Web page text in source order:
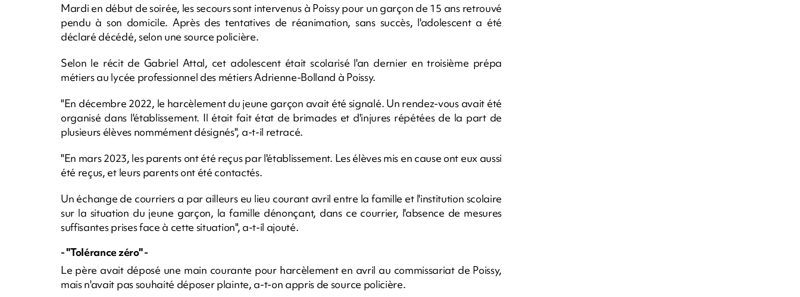
Mardi en début de soirée, les secours sont intervenus à Poissy pour un garçon de 15 ans retrouvé
pendu à son domicile. Après des tentatives de réanimation, sans succès, l'adolescent a été
déclaré décédé, selon une source policière.
Selon le récit de Gabriel Attal, cet adolescent était scolarisé l'an dernier en troisième prépa
métiers au lycée professionnel des métiers Adrienne-Bolland à Poissy.
"En décembre 2022, le harcèlement du jeune garçon avait été signalé. Un rendez-vous avait été
organisé dans l'établissement. Il était fait état de brimades et d'injures répétées de la part de
plusieurs élèves nommément désignés", a-t-il retracé.
"En mars 2023, les parents ont été reçus par l'établissement. Les élèves mis en cause ont eux aussi
été reçus, et leurs parents ont été contactés.
Un échange de courriers a par ailleurs eu lieu courant avril entre la famille et l'institution scolaire
sur la situation du jeune garçon, la famille dénonçant, dans ce courrier, l'absence de mesures
suffisantes prises face à cette situation", a-t-il ajouté.
- "Tolérance zéro" -
Le père avait déposé une main courante pour harcèlement en avril au commissariat de Poissy,
mais n'avait pas souhaité déposer plainte, a-t-on appris de source policière.